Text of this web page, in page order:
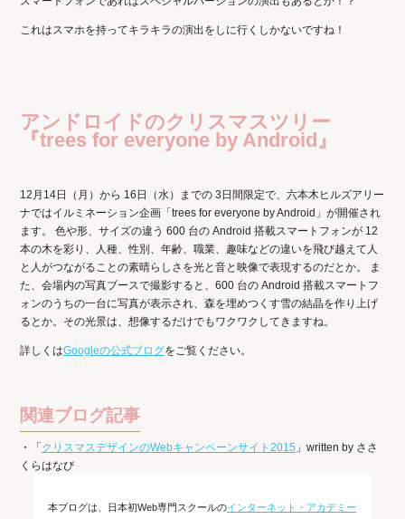
これはスマホを持ってキラキラの演出をしに行くしかないですね！
アンドロイドのクリスマスツリー
『trees for everyone by Android』
12月14日（月）から 16日（水）までの 3日間限定で、六本木ヒルズアリー
ナではイルミネーション企画「trees for everyone by Android」が開催され
ます。 色や形、サイズの違う 600 台の Android 搭載スマートフォンが 12
本の木を彩り、人種、性別、年齢、職業、趣味などの違いを飛び越えて人
と人がつながることの素晴らしさを光と音と映像で表現するのだとか。 ま
た、会場内の写真ブースで撮影すると、600 台の Android 搭載スマートフ
ォンのうちの一台に写真が表示され、森を埋めつくす雪の結晶を作り上げ
るとか。その光景は、想像するだけでもワクワクしてきますね。
詳しくはGoogleの公式ブログをご覧ください。
関連ブログ記事
・「 クリスマスデザインのWebキャンペーンサイト2015 」written by ささ
くらはなび
本ブログは、日本初Web専門スクールのインターネット・アカデミー